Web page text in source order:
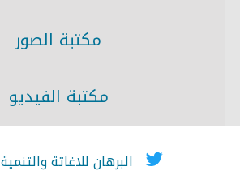
مكتبة الصور
مكتبة الفيديو
البرهان للاغاثة والتنمية